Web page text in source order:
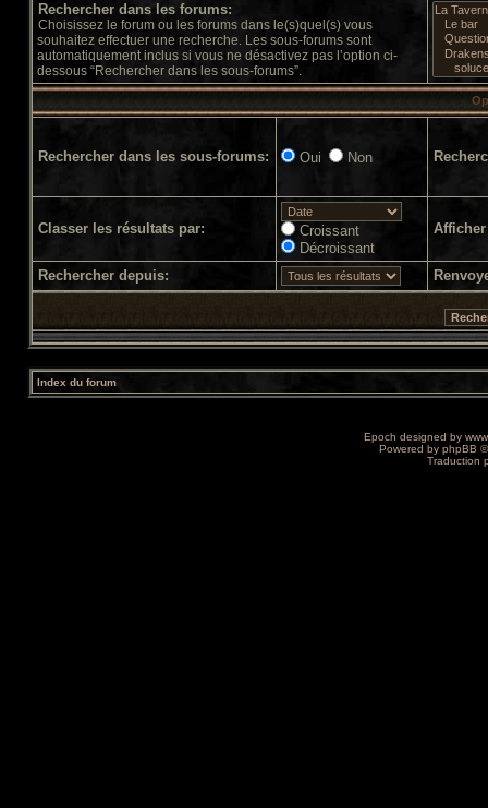
Rechercher dans les forums:
Choisissez le forum ou les forums dans le(s)quel(s) vous
souhaitez effectuer une recherche. Les sous-forums sont
automatiquement inclus si vous ne désactivez pas l’option ci-
dessous “Rechercher dans les sous-forums”.
Rechercher dans les sous-forums: Oui Non
Classer les résultats par:
Croissant
Décroissant
Rechercher depuis:
Index du forum
Epoch designed by
Powered by phpBB
Traduction